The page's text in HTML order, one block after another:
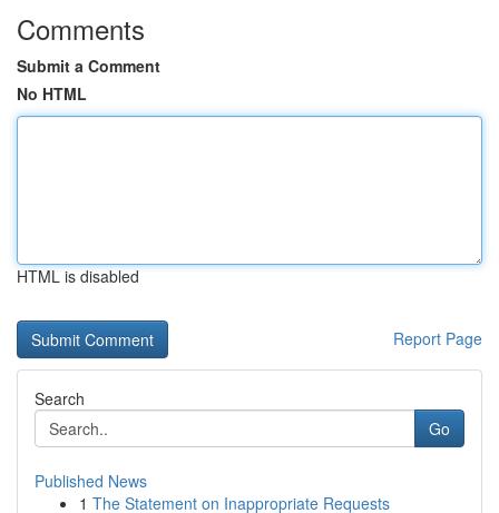
Comments
Submit a Comment
No HTML
HTML is disabled
Report Page
Search
Go
Published News
1 The Statement on Inappropriate Requests